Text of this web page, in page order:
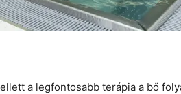
a legfontosabb terápia a bő